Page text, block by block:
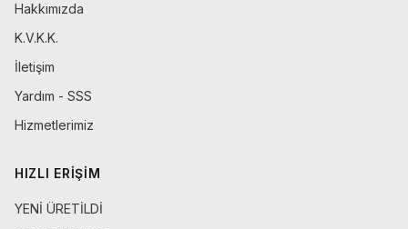
Hakkımızda
K.V.K.K.
İletişim
Yardım - SSS
Hizmetlerimiz
HIZLI ERIŞIM
YENİ ÜRETİLDİ